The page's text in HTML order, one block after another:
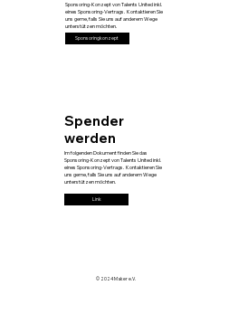
Sponsoring-Konzept von Talents United inkl.
eines Sponsoring-Vertrags. Kontaktieren Sie
uns gerne, falls Sie uns auf anderem Wege
unterstützen möchten.
Sponsoringkonzept
Spender
werden
Im folgenden Dokument finden Sie das
Sponsoring-Konzept von Talents United inkl.
eines Sponsoring-Vertrags. Kontaktieren Sie
uns gerne, falls Sie uns auf anderem Wege
unterstützen möchten.
Link
© 2024 Maker e.V.